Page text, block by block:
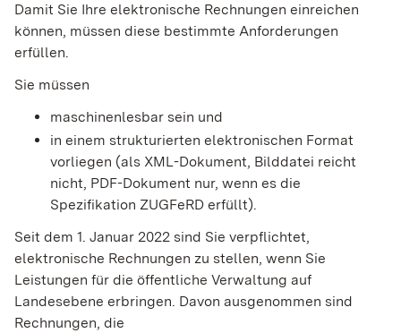
Damit Sie Ihre elektronische Rechnungen einreichen
können, müssen diese bestimmte Anforderungen
erfüllen.
Sie müssen
maschinenlesbar sein und
in einem strukturierten elektronischen Format
vorliegen (als XML-Dokument, Bilddatei reicht
nicht, PDF-Dokument nur, wenn es die
Spezifikation ZUGFeRD erfüllt).
Seit dem 1. Januar 2022 sind Sie verpflichtet,
elektronische Rechnungen zu stellen, wenn Sie
Leistungen für die öffentliche Verwaltung auf
Landesebene erbringen. Davon ausgenommen sind
Rechnungen, die